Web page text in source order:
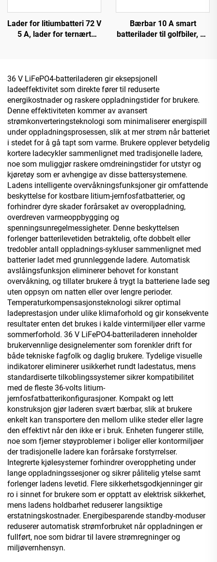
Lader for litiumbatteri 72 V
5 A, lader for ternært
Bærbar 10 A smart
batterilader til golfbiler, 48
36 V LiFePO4-batteriladeren gir eksepsjonell
ladeeffektivitet som direkte fører til reduserte
energikostnader og raskere oppladningstider for brukere.
Denne effektiviteten kommer av avansert
strømkonverteringsteknologi som minimaliserer energispill
under oppladningsprosessen, slik at mer strøm når batteriet
i stedet for å gå tapt som varme. Brukere opplever betydelig
kortere ladecykler sammenlignet med tradisjonelle ladere,
noe som muliggjør raskere omdreiningstider for utstyr og
kjøretøy som er avhengige av disse battersystemene.
Ladens intelligente overvåkningsfunksjoner gir omfattende
beskyttelse for kostbare litium-jernfosfatbatterier, og
forhindrer dyre skader forårsaket av overoppladning,
overdreven varmeoppbygging og
spenningsunregelmessigheter. Denne beskyttelsen
forlenger batterilevetiden betraktelig, ofte dobbelt eller
tredobler antall oppladnings-sykluser sammenlignet med
batterier ladet med grunnleggende ladere. Automatisk
avslåingsfunksjon eliminerer behovet for konstant
overvåkning, og tillater brukere å trygt la batteriene lade seg
uten oppsyn om natten eller over lengre perioder.
Temperaturkompensasjonsteknologi sikrer optimal
ladeprestasjon under ulike klimaforhold og gir konsekvente
resultater enten det brukes i kalde vintermiljøer eller varme
sommerforhold. 36 V LiFePO4-batteriladeren inneholder
brukervennlige designelementer som forenkler drift for
både tekniske fagfolk og daglig brukere. Tydelige visuelle
indikatorer eliminerer usikkerhet rundt ladestatus, mens
standardiserte tilkoblingssystemer sikrer kompatibilitet
med de fleste 36-volts litium-
jernfosfatbatterikonfigurasjoner. Kompakt og lett
konstruksjon gjør laderen svært bærbar, slik at brukere
enkelt kan transportere den mellom ulike steder eller lagre
den effektivt når den ikke er i bruk. Enheten fungerer stille,
noe som fjerner støyproblemer i boliger eller kontormiljøer
der tradisjonelle ladere kan forårsake forstyrrelser.
Integrerte kjølesystemer forhindrer overoppheting under
lange oppladningssesjoner og sikrer pålitelig ytelse samt
forlenger ladens levetid. Flere sikkerhetsgodkjenninger gir
ro i sinnet for brukere som er opptatt av elektrisk sikkerhet,
mens ladens holdbarhet reduserer langsiktige
erstatningskostnader. Energibesparende standby-moduser
reduserer automatisk strømforbruket når oppladningen er
fullført, noe som bidrar til lavere strømregninger og
miljøvernhensyn.